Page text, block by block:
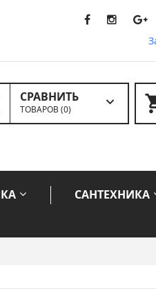
СРАВНИТЬ
ТОВАРОВ (0)
САНТЕХНИКА